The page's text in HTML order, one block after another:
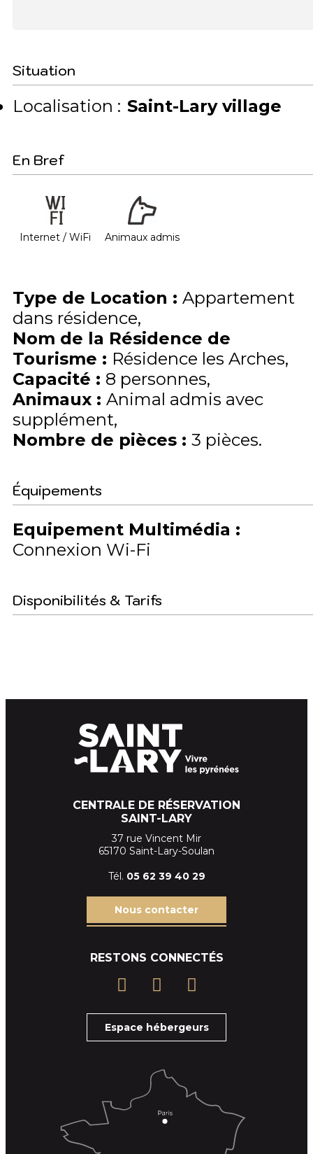
Situation
Localisation : Saint-Lary village
En Bref
Internet / WiFi Animaux admis
Type de Location : Appartement
dans résidence
Nom de la Résidence de
Tourisme : Résidence les Arches
Capacité : 8 personnes
Animaux : Animal admis avec
supplément
Nombre de pièces : 3 pièces
Équipements
Equipement Multimédia :
Connexion Wi-Fi
Disponibilités & Tarifs
CENTRALE DE RÉSERVATION
SAINT-LARY
37 rue Vincent Mir
65170 Saint-Lary-Soulan
Tél. 05 62 39 40 29
Nous contacter
RESTONS CONNECTÉS
Espace hébergeurs